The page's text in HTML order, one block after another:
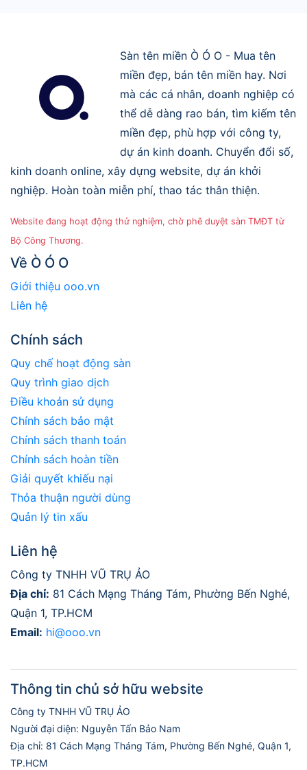
Sàn tên miền Ò Ó O - Mua tên
miền đẹp, bán tên miền hay. Nơi
mà các cá nhân, doanh nghiệp có
thể dễ dàng rao bán, tìm kiếm tên
miền đẹp, phù hợp với công ty,
dự án kinh doanh. Chuyển đổi số,
kinh doanh online, xây dựng website, dự án khởi
nghiệp. Hoàn toàn miễn phí, thao tác thân thiện.
Website đang hoạt động thử nghiệm, chờ phê duyệt sàn TMĐT từ
Bộ Công Thương.
Về Ò Ó O
Giới thiệu ooo.vn
Liên hệ
Chính sách
Quy chế hoạt động sàn
Quy trình giao dịch
Điều khoản sử dụng
Chính sách bảo mật
Chính sách thanh toán
Chính sách hoàn tiền
Giải quyết khiếu nại
Thỏa thuận người dùng
Quản lý tin xấu
Liên hệ
Công ty TNHH VŨ TRỤ ẢO
Địa chỉ: 81 Cách Mạng Tháng Tám, Phường Bến Nghé,
Quận 1, TP.HCM
Email: hi@ooo.vn
Thông tin chủ sở hữu website
Công ty TNHH VŨ TRỤ ẢO
Người đại diện: Nguyễn Tấn Bảo Nam
Địa chỉ: 81 Cách Mạng Tháng Tám, Phường Bến Nghé, Quận 1,
TP.HCM